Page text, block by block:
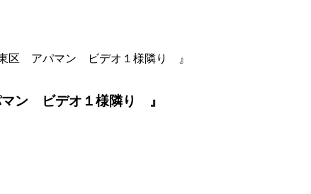
区 アパマン ビデオ１様隣り 』
ン ビデオ１様隣り 』